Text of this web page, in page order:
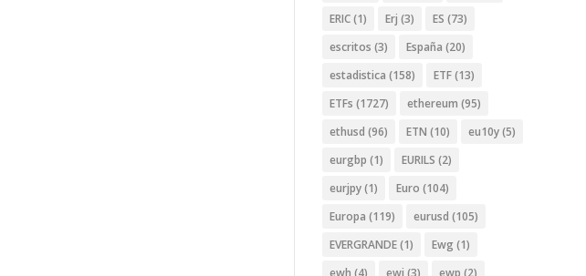
ERIC(1) Erj (3) ES (73)
escritos (3) España (20)
estadistica (158) ETF(13)
ETFs (1727) ethereum (95)
ethusd (96) ETN (10) eu10y(5)
eurgbp (1) EURILS (2)
eurjpy(1) Euro (104)
Europa (119) eurusd (105)
EVERGRANDE(1) Ewg (1)